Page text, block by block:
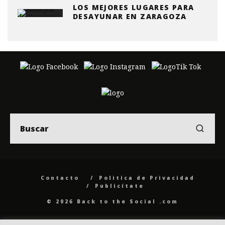
LOS MEJORES LUGARES PARA
DESAYUNAR EN ZARAGOZA
Contacto
Politica de Privacidad
Publicítate
© 2026 Back to the Social .com